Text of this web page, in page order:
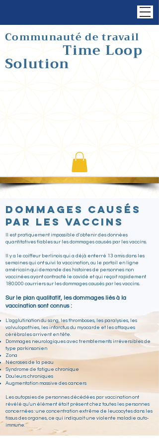
Communauté de travail
Time Loop
Solution
Dommages causés
par les vaccins
Il est pratiquement impossible d'obtenir des données
quantitatives fiables sur les dommages causés par les vaccins.
Il y a le coiffeur berlinois qui a déjà enterré 13 amis dans les
semaines qui ont suivi la vaccination, ou le portail en ligne
américain qui demande des histoires de personnes non
vaccinées ayant contracté le covidé et qui reçoit rapidement
180.000 courriers sur les dommages causés par les vaccins.
Sur le plan qualitatif, les dommages liés à la
vaccination sont connus :
L'agglutination du sang, les thromboses, les paralysies, les
valvulopathies, les infarctus du myocarde et les attaques
cérébrales arrivent en tête.
Dommages neurologiques avec tremblements irréversibles de
type parkinsonien
Zona
Nécroses de la peau
Syndrome de fatigue chronique
Douleurs chroniques
Augmentation massive des cancers
Les autopsies de personnes décédées par vaccination ont
révélé qu'un élément était présent chez toutes les personnes
concernées : une concentration extrême de leucocytes dans les
tissus des organes, ce qui indiquait une violente maladie auto-
immune.